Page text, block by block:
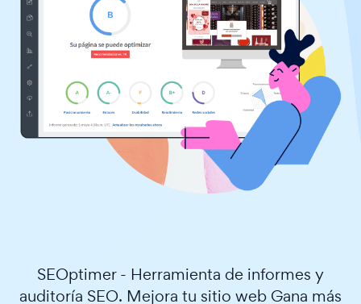
SEOptimer - Herramienta de informes y
auditoría SEO. Mejora tu sitio web Gana más